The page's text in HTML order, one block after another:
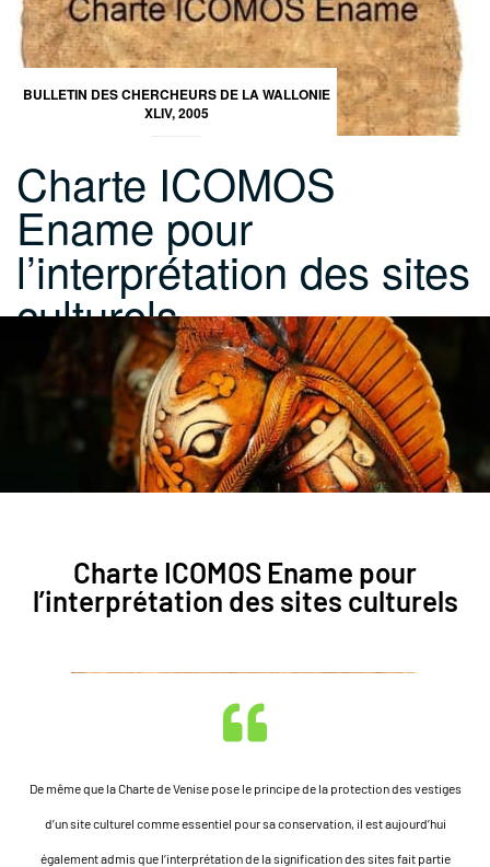
BULLETIN DES CHERCHEURS DE LA WALLONIE
XLIV, 2005
Charte ICOMOS
Ename pour
l’interprétation des sites
culturels –…
Charte ICOMOS Ename pour
l’interprétation des sites culturels
De même que la Charte de Venise pose le principe de la protection des vestiges
d’un site culturel comme essentiel pour sa conservation, il est aujourd’hui
également admis que l’interprétation de la signification des sites fait partie